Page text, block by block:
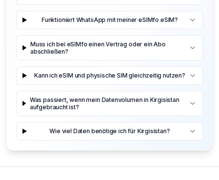
Funktioniert WhatsApp mit meiner eSIMfo eSIM?
Muss ich bei eSIMfo einen Vertrag oder ein Abo
abschließen?
Kann ich eSIM und physische SIM gleichzeitig nutzen?
Was passiert, wenn mein Datenvolumen in Kirgisistan
aufgebraucht ist?
Wie viel Daten benötige ich für Kirgisistan?